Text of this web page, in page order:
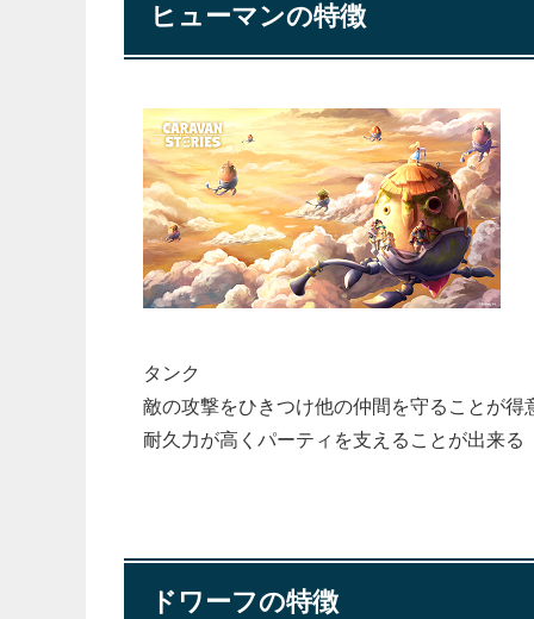
ヒューマンの特徴
タンク
敵の攻撃をひきつけ他の仲間を守ることが得
耐久力が高くパーティを支えることが出来る
ドワーフの特徴